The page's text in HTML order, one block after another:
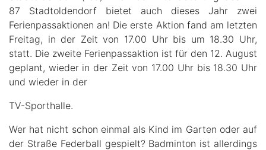
87 Stadtoldendorf bietet auch dieses Jahr zwei
Ferienpassaktionen an! Die erste Aktion fand am letzten
Freitag, in der Zeit von 17.00 Uhr bis um 18.30 Uhr,
statt. Die zweite Ferienpassaktion ist für den 12. August
geplant, wieder in der Zeit von 17.00 Uhr bis 18.30 Uhr
und wieder in der
TV-Sporthalle.
Wer hat nicht schon einmal als Kind im Garten oder auf
der Straße Federball gespielt? Badminton ist allerdings